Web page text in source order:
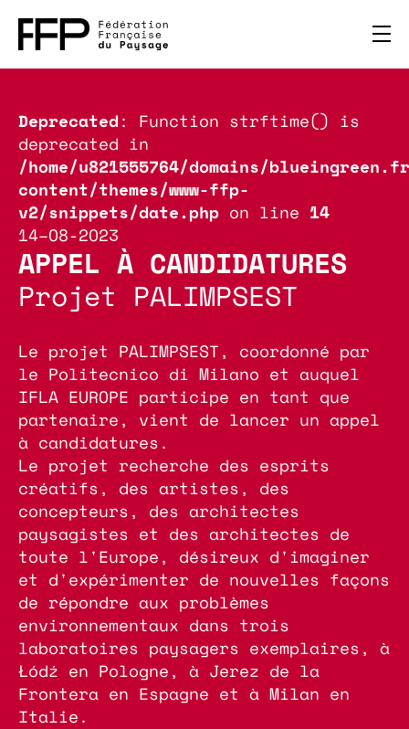
Deprecated: Function strftime() is
deprecated in
/home/u821555764/domains/
content/themes/www-ffp-
v2/snippets/date.php on line 14
14–08-2023
APPEL À CANDIDATURES
Projet PALIMPSEST
Le projet PALIMPSEST, coordonné par
le Politecnico di Milano et auquel
IFLA EUROPE participe en tant que
partenaire, vient de lancer un appel
à candidatures.
Le projet recherche des esprits
créatifs, des artistes, des
concepteurs, des architectes
paysagistes et des architectes de
toute l'Europe, désireux d'imaginer
et d'expérimenter de nouvelles façons
de répondre aux problèmes
environnementaux dans trois
laboratoires paysagers exemplaires, à
Łódź en Pologne, à Jerez de la
Frontera en Espagne et à Milan en
Italie.